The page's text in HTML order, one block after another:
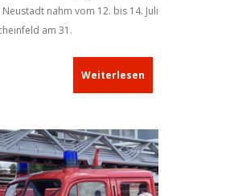
nahm vom 12. bis 14. Juli
am 31.
Weiterlesen